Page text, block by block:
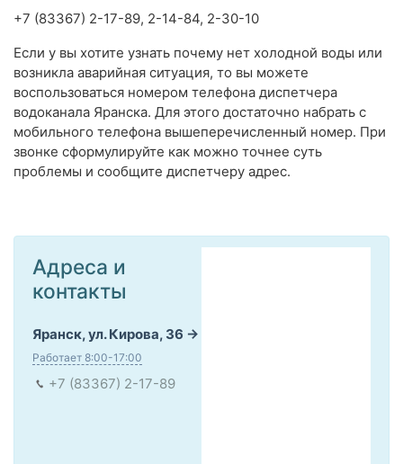
+7 (83367) 2-17-89, 2-14-84, 2-30-10
Если у вы хотите узнать почему нет холодной воды или
возникла аварийная ситуация, то вы можете
воспользоваться номером телефона диспетчера
водоканала Яранска. Для этого достаточно набрать с
мобильного телефона вышеперечисленный номер. При
звонке сформулируйте как можно точнее суть
проблемы и сообщите диспетчеру адрес.
Адреса и
контакты
Яранск, ул. Кирова, 36
Работает 8:00-17:00
+7 (83367) 2-17-89